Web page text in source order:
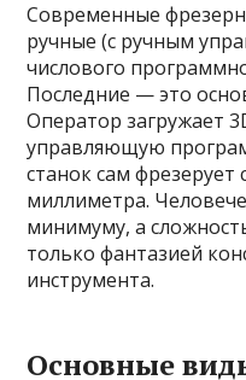
Современные
ручные (с ручным
числового
Последние — это
Оператор загружает
управляющую
станок сам
миллиметра.
минимуму, а
только фантазией
инструмента.
Основные